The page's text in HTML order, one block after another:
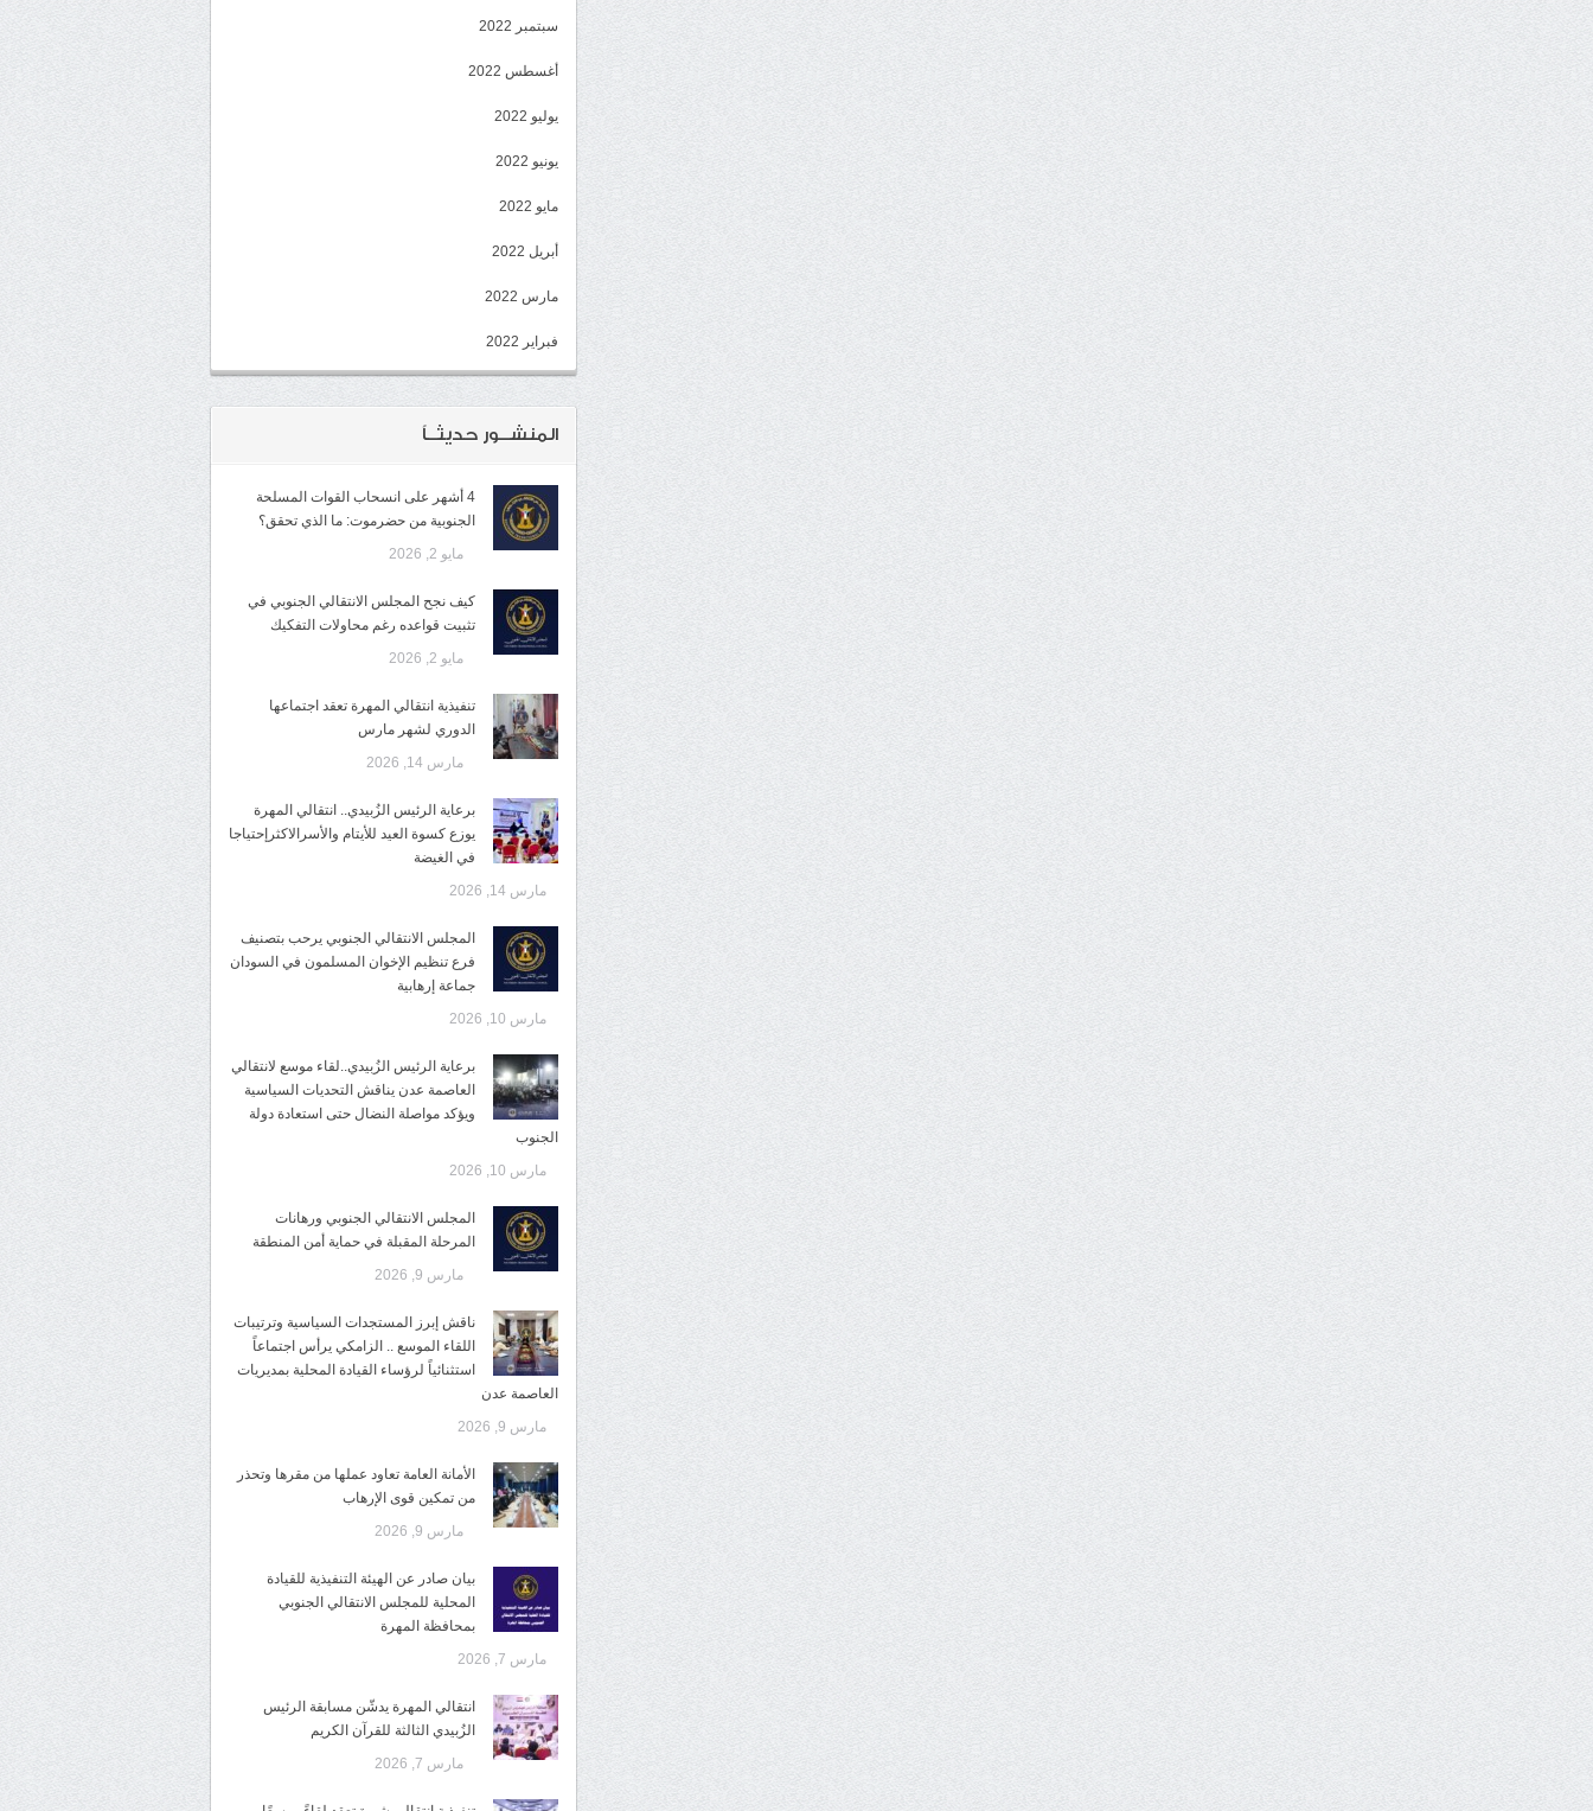
سبتمبر 2022
أغسطس 2022
يوليو 2022
يونيو 2022
مايو 2022
أبريل 2022
مارس 2022
فبراير 2022
المنشــور حديثــاً
4 أشهر على انسحاب القوات المسلحة
الجنوبية من حضرموت: ما الذي تحقق؟
مايو 2, 2026
كيف نجح المجلس الانتقالي الجنوبي في
تثبيت قواعده رغم محاولات التفكيك
مايو 2, 2026
تنفيذية انتقالي المهرة تعقد اجتماعها
الدوري لشهر مارس
مارس 14, 2026
برعاية الرئيس الزُبيدي.. انتقالي المهرة
يوزع كسوة العيد للأيتام والأسرالاكثرإحتياجا
في الغيضة
مارس 14, 2026
المجلس الانتقالي الجنوبي يرحب بتصنيف
فرع تنظيم الإخوان المسلمون في السودان
جماعة إرهابية
مارس 10, 2026
برعاية الرئيس الزُبيدي..لقاء موسع لانتقالي
العاصمة عدن يناقش التحديات السياسية
ويؤكد مواصلة النضال حتى استعادة دولة
الجنوب
مارس 10, 2026
المجلس الانتقالي الجنوبي ورهانات
المرحلة المقبلة في حماية أمن المنطقة
مارس 9, 2026
ناقش إبرز المستجدات السياسية وترتيبات
اللقاء الموسع .. الزامكي يرأس اجتماعاً
استثنائياً لرؤساء القيادة المحلية بمديريات
العاصمة عدن
مارس 9, 2026
الأمانة العامة تعاود عملها من مقرها وتحذر
من تمكين قوى الإرهاب
مارس 9, 2026
بيان صادر عن الهيئة التنفيذية للقيادة
المحلية للمجلس الانتقالي الجنوبي
بمحافظة المهرة
مارس 7, 2026
انتقالي المهرة يدشّن مسابقة الرئيس
الزُبيدي الثالثة للقرآن الكريم
مارس 7, 2026